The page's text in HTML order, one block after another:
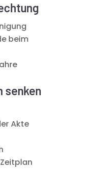
beim
senken
Akte